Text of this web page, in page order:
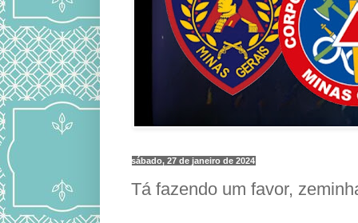
sábado, 27 de janeiro de 2024
Tá fazendo um favor,